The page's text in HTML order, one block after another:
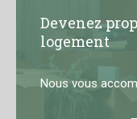
Devenez
logement
Nous vous